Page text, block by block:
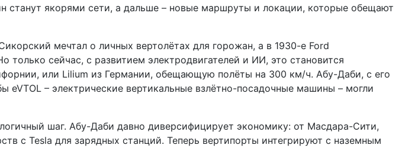
якорями сети, а дальше – новые маршруты и локации, которые обещают
мечтал о личных вертолётах для горожан, а в 1930-е Ford
сейчас, с развитием электродвигателей и ИИ, это становится
или Lilium из Германии, обещающую полёты на 300 км/ч. Абу-Даби, с его
eVTOL – электрические вертикальные взлётно-посадочные машины – могли
шаг. Абу-Даби давно диверсифицирует экономику: от Масдара-Сити,
с Tesla для зарядных станций. Теперь вертипорты интегрируют с наземным